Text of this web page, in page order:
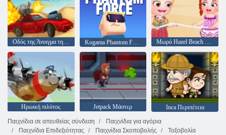
Οδός της Άνοιγμα της Φούρης Kogama Phantom Force Μωρό Hazel Beach Party
Ηρωική πιλότος Jetpack Μάστερ
Inca Περιπέτεια
Παιχνίδια σε απευθείας σύνδεση
Παιχνίδια για αγόρια
Παιχνίδια Επιδεξιότητας
Παιχνίδια Σκοποβολής
Τοξοβολία